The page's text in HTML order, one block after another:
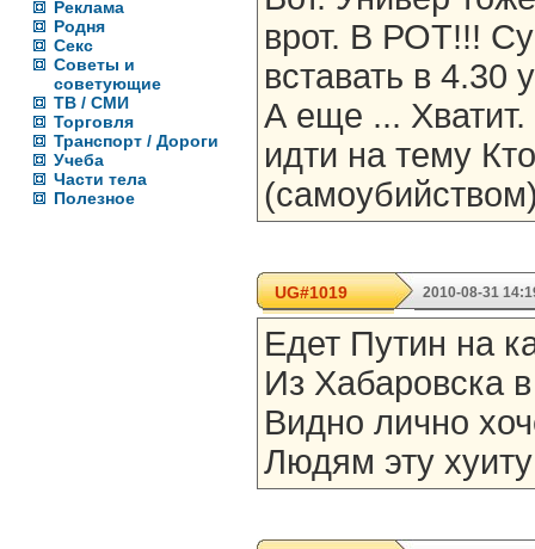
Реклама
Родня
Секс
Советы и
советующие
ТВ / СМИ
Торговля
Транспорт / Дороги
Учеба
Части тела
Полезное
врот. В РОТ!!!
вставать в 4.30
А еще ...
идти на тему
UG#1019 2010-08-31
Едет Путин на
Из Хабаровска
Видно лично
Людям эту хуиту